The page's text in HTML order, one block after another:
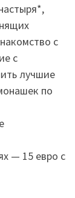
с
с
лучшие
по
— 15 евро с